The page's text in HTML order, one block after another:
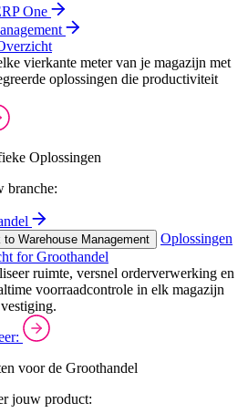
One
vierkante meter van je magazijn met
oplossingen die productiviteit
Oplossingen
branche:
to Warehouse Management
Oplossingen
for Groothandel
ruimte, versnel orderverwerking en
voorraadcontrole in elk magazijn
voor de Groothandel
jouw product: